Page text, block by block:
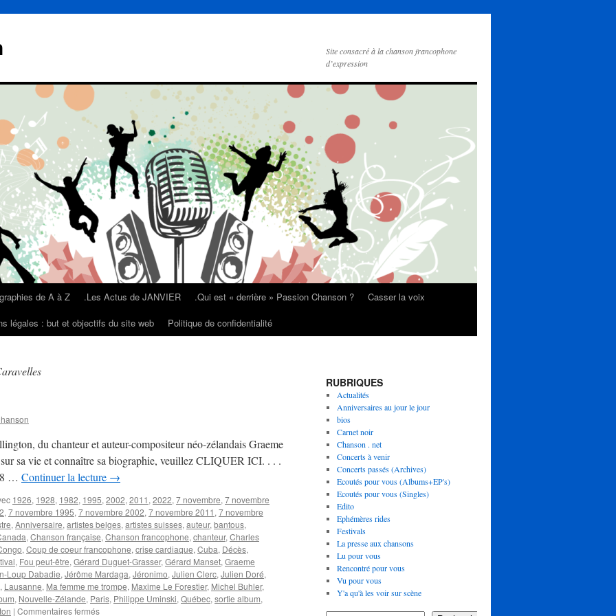
Site consacré à la chanson francophone
d’expression
de A à Z .Les Actus de JANVIER .Qui est « derrière » Passion Chanson ?
Casser la voix
légales : but et objectifs du site web Politique de confidentialité
du chanteur et auteur-compositeur néo-zélandais Graeme
sa vie et connaître sa biographie, veuillez CLIQUER ICI. . . .
… Continuer la lecture →
1926, 1928, 1982, 1995, 2002, 2011 , 2022, 7 novembre, 7 novembre
, 7 novembre 1995, 7 novembre 2002, 7 novembre 2011 , 7 novembre
, Anniversaire, artistes belges, artistes suisses, auteur, bantous,
, Chanson française, Chanson francophone, chanteur, Charles
, Coup de coeur francophone, crise cardiaque, Cuba, Décès,
, Fou peut-être, Gérard Duguet-Grasser, Gérard Manset, Graeme
Loup Dabadie, Jérôme Mardaga, Jéronimo, Julien Clerc, Julien Doré,
, Lausanne, Ma femme me trompe, Maxime Le Forestier, Michel Buhler,
, Nouvelle-Zélande, Paris, Philippe Uminski, Québec, sortie album,
| Commentaires ferméssur
RUBRIQUES
Actualités
Anniversaires au jour le jour
bios
Carnet noir
Chanson . net
Concerts à venir
Concerts passés (Archives)
Ecoutés pour vous (Albums+EP's)
Ecoutés pour vous (Singles)
Edito
Ephémères rides
Festivals
La presse aux chansons
Lu pour vous
Rencontré pour vous
Vu pour vous
Y'a qu'à les voir sur scène